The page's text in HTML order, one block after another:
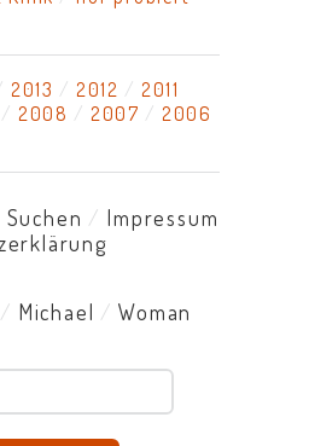
2013 2012
2011
2008 2007
2006
Suchen
Impressum
Michael Woman